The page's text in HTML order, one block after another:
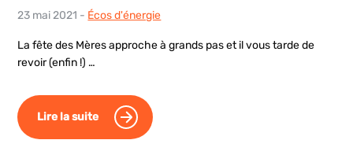
23 mai 2021 - Écos d'énergie
La fête des Mères approche à grands pas et il vous tarde de
revoir (enfin !) …
Lire la suite